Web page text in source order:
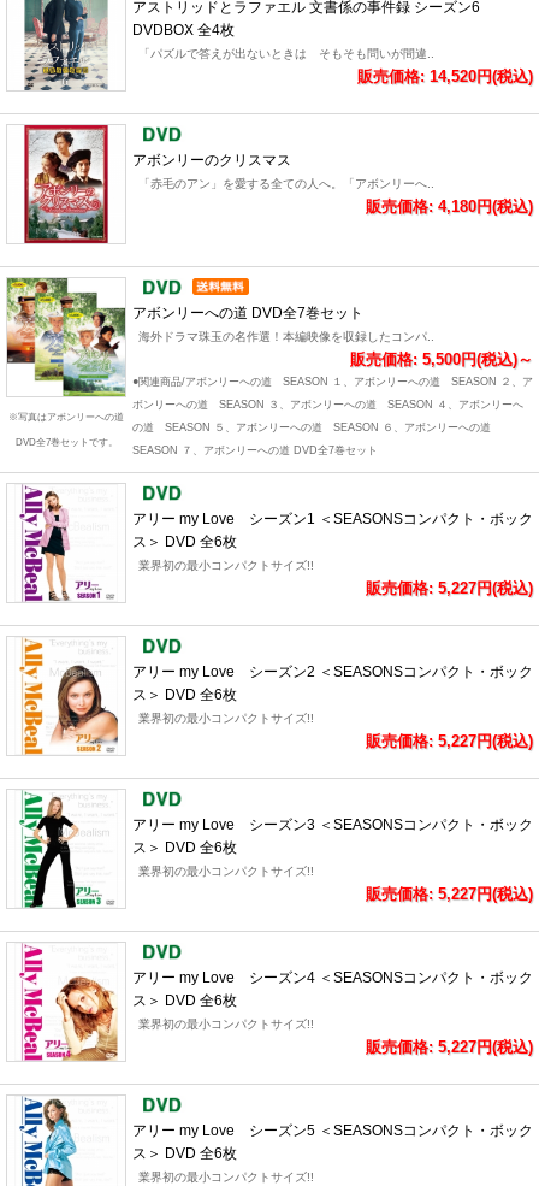
アストリッドとラファエル 文書係の事件録 シーズン6
DVDBOX 全4枚
「パズルで答えが出ないときは そもそも問いが間違..
販売価格: 14,520円(税込)
アボンリーのクリスマス
「赤毛のアン」を愛する全ての人へ。「アボンリーへ..
販売価格: 4,180円(税込)
※写真はアボンリーへの道
DVD全7巻セットです。
アボンリーへの道 DVD全7巻セット
海外ドラマ珠玉の名作選！本編映像を収録したコンパ..
販売価格: 5,500円(税込)～
●関連商品/アボンリーへの道 SEASON １、アボンリーへの道 SEASON ２、ア
ボンリーへの道 SEASON ３、アボンリーへの道 SEASON ４、アボンリーへ
の道 SEASON ５、アボンリーへの道 SEASON ６、アボンリーへの道
SEASON ７、アボンリーへの道 DVD全7巻セット
アリー my Love シーズン1 ＜SEASONSコンパクト・ボック
ス＞ DVD 全6枚
業界初の最小コンパクトサイズ!!
販売価格: 5,227円(税込)
アリー my Love シーズン2 ＜SEASONSコンパクト・ボック
ス＞ DVD 全6枚
業界初の最小コンパクトサイズ!!
販売価格: 5,227円(税込)
アリー my Love シーズン3 ＜SEASONSコンパクト・ボック
ス＞ DVD 全6枚
業界初の最小コンパクトサイズ!!
販売価格: 5,227円(税込)
アリー my Love シーズン4 ＜SEASONSコンパクト・ボック
ス＞ DVD 全6枚
業界初の最小コンパクトサイズ!!
販売価格: 5,227円(税込)
アリー my Love シーズン5 ＜SEASONSコンパクト・ボック
ス＞ DVD 全6枚
業界初の最小コンパクトサイズ!!